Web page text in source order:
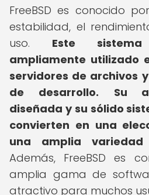
FreeBSD es conocido
estabilidad, el
uso. Este
ampliamente utilizado
servidores de archivos
de desarrollo.
Su
diseñada y su sólido
convierten en una
una amplia variedad
Además, FreeBSD es
amplia gama de
atractivo para muchos